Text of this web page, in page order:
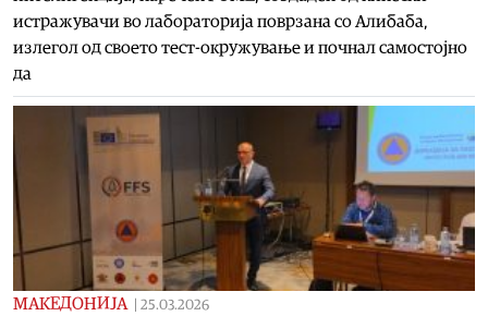
истражувачи во лабораторија поврзана со Алибаба,
излегол од своето тест-окружување и почнал самостојно
да
МАКЕДОНИЈА 25.03.2026